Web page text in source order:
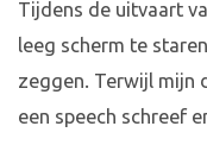
Tijdens de uitvaart
leeg scherm te
zeggen. Terwijl mijn
een speech schreef